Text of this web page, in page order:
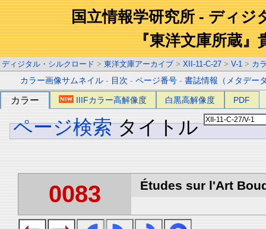
国立情報学研究所 - ディジ
『東洋文庫所蔵』
ディジタル・シルクロード > 東洋文庫アーカイブ > XII-11-C-27 > V-1 > カ
カラー画像サムネイル - 目次 -ページ番号 -書誌情報（メタデー
カラー IIIFカラー高解像度 白黒高解像度 PDF
ページ検索 タイトル
0083 Études sur l'Art